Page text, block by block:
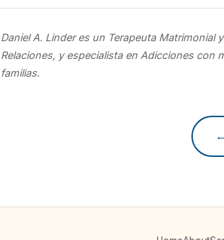
Daniel A. Linder es un Terapeuta Matrimonial
Relaciones, y especialista en Adicciones con
familias.